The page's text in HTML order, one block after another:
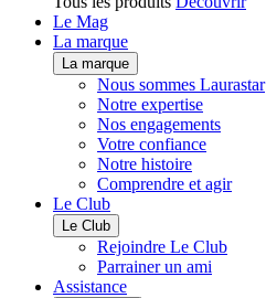
Le Mag
La marque
La marque
Nous sommes Laurastar
Notre expertise
Nos engagements
Votre confiance
Notre histoire
Comprendre et agir
Le Club
Le Club
Rejoindre Le Club
Parrainer un ami
Assistance